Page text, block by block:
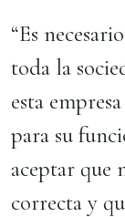
“Es
toda la
esta
para su
aceptar que
correcta y